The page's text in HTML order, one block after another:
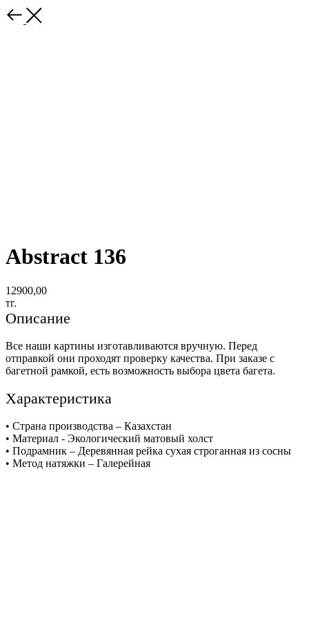
Abstract 136
12900,00
тг.
Описание
Все наши картины изготавливаются вручную. Перед
отправкой они проходят проверку качества. При заказе с
багетной рамкой, есть возможность выбора цвета багета.
Характеристика
• Страна производства – Казахстан
• Материал - Экологический матовый холст
• Подрамник – Деревянная рейка сухая строганная из сосны
• Метод натяжки – Галерейная